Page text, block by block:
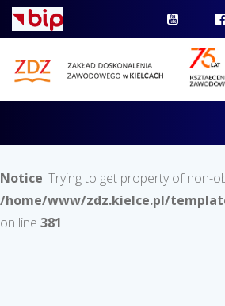
Notice: Trying to get property of non-
/home/www/zdz.kielce.pl/
on line 381